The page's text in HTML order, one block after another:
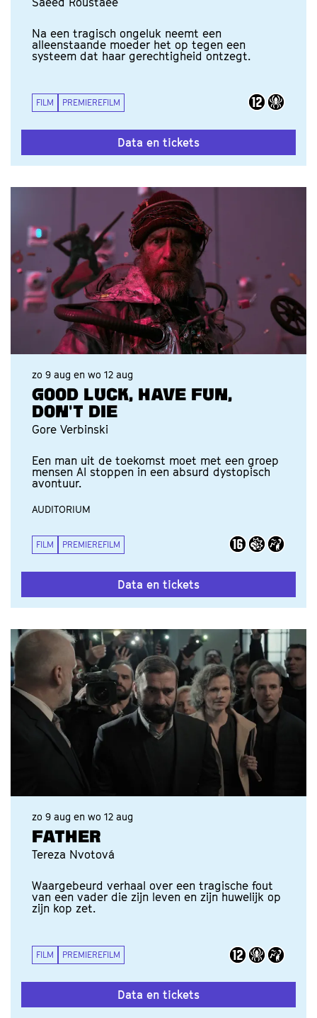
Na een tragisch ongeluk neemt een
alleenstaande moeder het op tegen een
systeem dat haar gerechtigheid ontzegt.
FILM PREMIEREFILM
Data en tickets
GOOD LUCK, HAVE FUN,
DON'T DIE
Gore Verbinski
zo 9 aug en wo 12 aug
Een man uit de toekomst moet met een groep
mensen AI stoppen in een absurd dystopisch
avontuur.
AUDITORIUM
FILM PREMIEREFILM
Data en tickets
FATHER
Tereza Nvotová
zo 9 aug en wo 12 aug
Waargebeurd verhaal over een tragische fout
van een vader die zijn leven en zijn huwelijk op
zijn kop zet.
FILM PREMIEREFILM
Data en tickets